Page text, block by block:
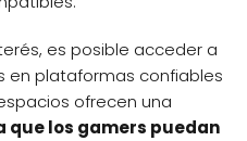
es posible acceder a
en plataformas confiables
ofrecen una
que los gamers puedan